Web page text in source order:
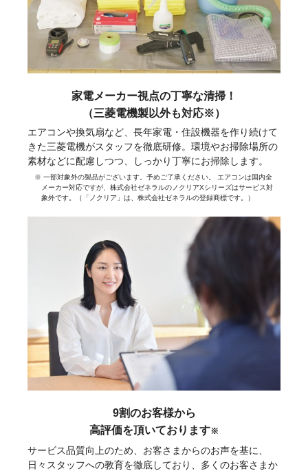
家電メーカー視点の丁寧な清掃！
（三菱電機製以外も対応※）
エアコンや換気扇など、長年家電・住設機器を作り続けて
きた三菱電機がスタッフを徹底研修。環境やお掃除場所の
素材などに配慮しつつ、しっかり丁寧にお掃除します。
※ 一部対象外の製品がございます。予めご了承ください。 エアコンは国内全
メーカー対応ですが、株式会社ゼネラルのノクリアXシリーズはサービス対
象外です。（「ノクリア」は、株式会社ゼネラルの登録商標です。）
9割のお客様から
高評価を頂いております※
サービス品質向上のため、お客さまからのお声を基に、
日々スタッフへの教育を徹底しており、多くのお客さまか